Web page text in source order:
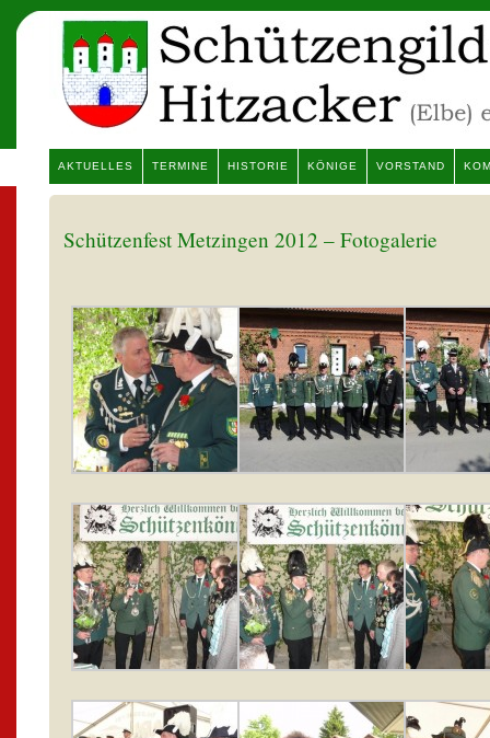
AKTUELLES TERMINE HISTORIE KÖNIGE VORSTAND
Schützenfest Metzingen 2012 – Fotogalerie